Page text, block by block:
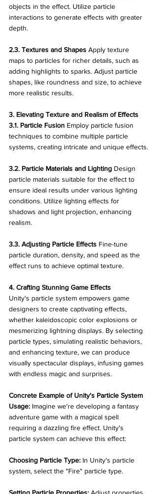
objects in the effect. Utilize particle
interactions to generate effects with greater
depth.
2.3. Textures and Shapes Apply texture
maps to particles for richer details, such as
adding highlights to sparks. Adjust particle
shapes, like roundness and size, to achieve
more realistic results.
3. Elevating Texture and Realism of Effects
3.1. Particle Fusion Employ particle fusion
techniques to combine multiple particle
systems, creating intricate and unique effects.
3.2. Particle Materials and Lighting Design
particle materials suitable for the effect to
ensure ideal results under various lighting
conditions. Utilize lighting effects for
shadows and light projection, enhancing
realism.
3.3. Adjusting Particle Effects Fine-tune
particle duration, density, and speed as the
effect runs to achieve optimal texture.
4. Crafting Stunning Game Effects
Unity's particle system empowers game
designers to create captivating effects,
whether kaleidoscopic color explosions or
mesmerizing lightning displays. By selecting
particle types, simulating realistic behaviors,
and enhancing texture, we can produce
visually spectacular displays, infusing games
with endless magic and surprises.
Concrete Example of Unity's Particle System
Usage: Imagine we're developing a fantasy
adventure game with a magical spell
requiring a dazzling fire effect. Unity's
particle system can achieve this effect:
Choosing Particle Type: In Unity's particle
system, select the "Fire" particle type.
Setting Particle Properties: Adjust properties